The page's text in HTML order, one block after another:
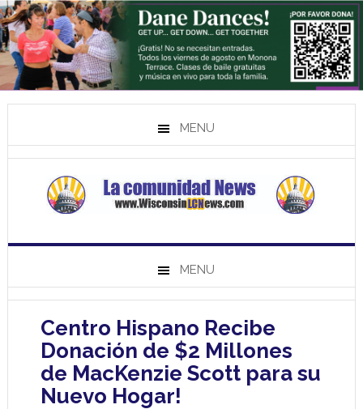
MENU
MENU
Centro Hispano Recibe
Donación de $2 Millones
de MacKenzie Scott para su
Nuevo Hogar!